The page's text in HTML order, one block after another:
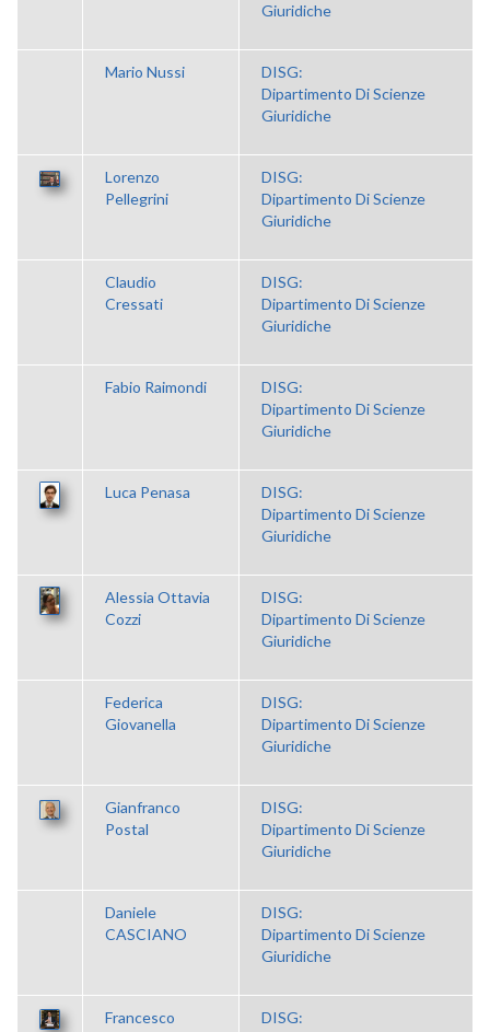
Giuridiche
Mario Nussi
DISG:
Dipartimento Di Scienze
Giuridiche
Lorenzo
Pellegrini
DISG:
Dipartimento Di Scienze
Giuridiche
Claudio
Cressati
DISG:
Dipartimento Di Scienze
Giuridiche
Fabio Raimondi
DISG:
Dipartimento Di Scienze
Giuridiche
Luca Penasa
DISG:
Dipartimento Di Scienze
Giuridiche
Alessia Ottavia
Cozzi
DISG:
Dipartimento Di Scienze
Giuridiche
Federica
Giovanella
DISG:
Dipartimento Di Scienze
Giuridiche
Gianfranco
Postal
DISG:
Dipartimento Di Scienze
Giuridiche
Daniele
CASCIANO
DISG:
Dipartimento Di Scienze
Giuridiche
Francesco
DISG: